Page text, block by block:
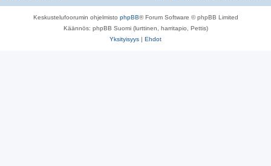
Keskustelufoorumin ohjelmisto phpBB® Forum Software © phpBB Limited
Käännös: phpBB Suomi (lurttinen, harritapio, Pettis)
Yksityisyys | Ehdot